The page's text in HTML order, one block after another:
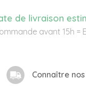
de livraison
avant 15h =
Connaître